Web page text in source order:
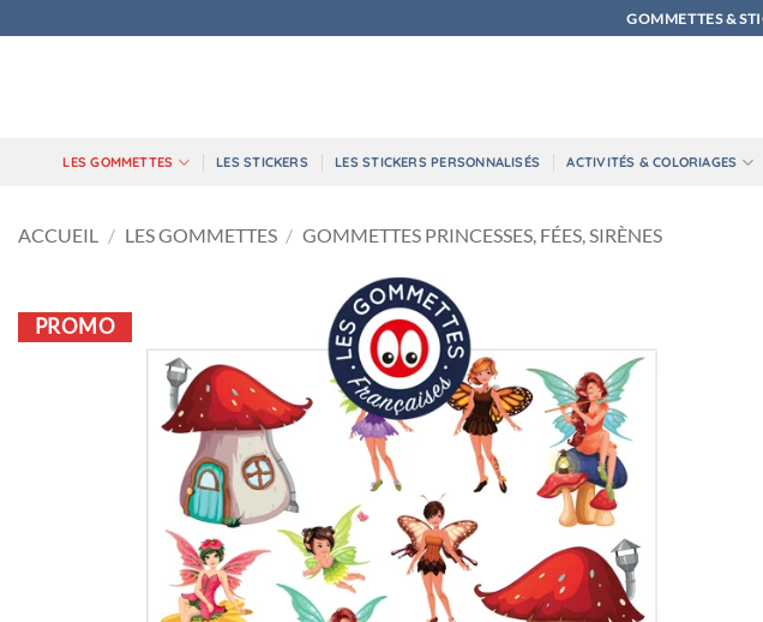
au
GOMMETTES &
LES GOMMETTES LES STICKERS LES STICKERS PERSONNALISÉS ACTIVITÉS & COLORIAGES
ACCUEIL / LES GOMMETTES / GOMMETTES PRINCESSES, FÉES, SIRÈNES
PROMO